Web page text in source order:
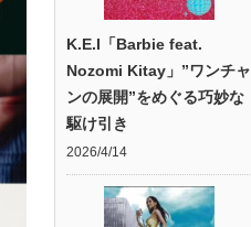
K.E.I「Barbie feat.
Nozomi Kitay」”ワンチャ
ンの展開”をめぐる巧妙な
駆け引き
2026/4/14